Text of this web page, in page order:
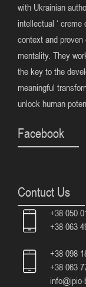
with Ukrainian
intellectual ‘
context and
mentality. They
the key to the
meaningful
unlock human
Facebook
Contuct Us
+38 050
+38 063
+38 098
+38 063